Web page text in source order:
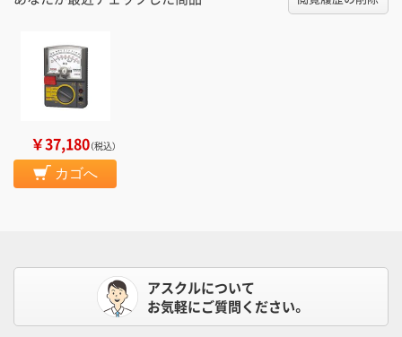
￥37,180（税込）
カゴへ
アスクルについて
お気軽にご質問ください。